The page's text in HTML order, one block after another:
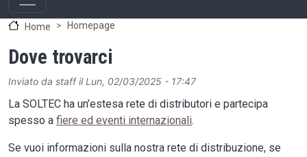
Home Homepage
Dove trovarci
Inviato da staffilLun, 02/03/2025 - 17:47
La SOLTEC ha un’estesa rete di distributori e partecipa
spesso a fiere ed eventi internazionali.
Se vuoi informazioni sulla nostra rete di distribuzione, se